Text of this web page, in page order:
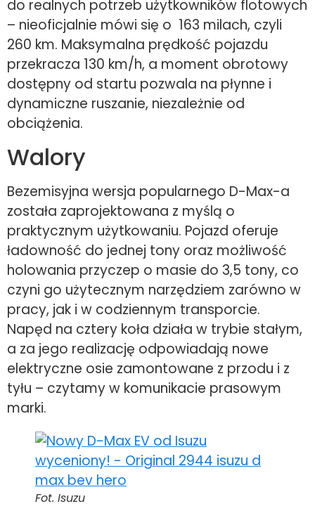
do realnych potrzeb użytkowników flotowych
– nieoficjalnie mówi się o 163 milach, czyli
260 km. Maksymalna prędkość pojazdu
przekracza 130 km/h, a moment obrotowy
dostępny od startu pozwala na płynne i
dynamiczne ruszanie, niezależnie od
obciążenia.
Walory
Bezemisyjna wersja popularnego D-Max-a
została zaprojektowana z myślą o
praktycznym użytkowaniu. Pojazd oferuje
ładowność do jednej tony oraz możliwość
holowania przyczep o masie do 3,5 tony, co
czyni go użytecznym narzędziem zarówno w
pracy, jak i w codziennym transporcie.
Napęd na cztery koła działa w trybie stałym,
a za jego realizację odpowiadają nowe
elektryczne osie zamontowane z przodu i z
tyłu – czytamy w komunikacie prasowym
marki.
Fot. Isuzu